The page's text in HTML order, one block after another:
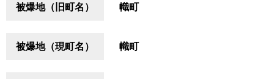
被爆地（旧町名） 幟町
被爆地（現町名） 幟町